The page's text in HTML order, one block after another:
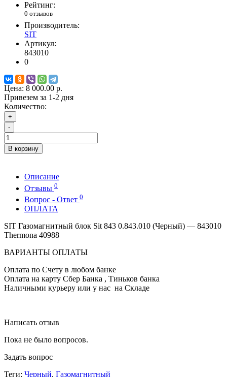
Рейтинг:
0 отзывов
Производитель:
SIT
Артикул:
843010
0
Цена: 8 000.00 р.
Привезем за 1-2 дня
Количество:
+
-
В корзину
Описание
Отзывы 0
Вопрос - Ответ 0
ОПЛАТА
SIT Газомагнитный блок Sit 843 0.843.010 (Черный) — 843010
Thermona 40988
ВАРИАНТЫ ОПЛАТЫ
Оплата по Счету в любом банке
Оплата на карту Сбер Банка , Тиньков банка
Наличными курьеру или у нас на Складе
Написать отзыв
Пока не было вопросов.
Задать вопрос
Теги: Черный, Газомагнитный